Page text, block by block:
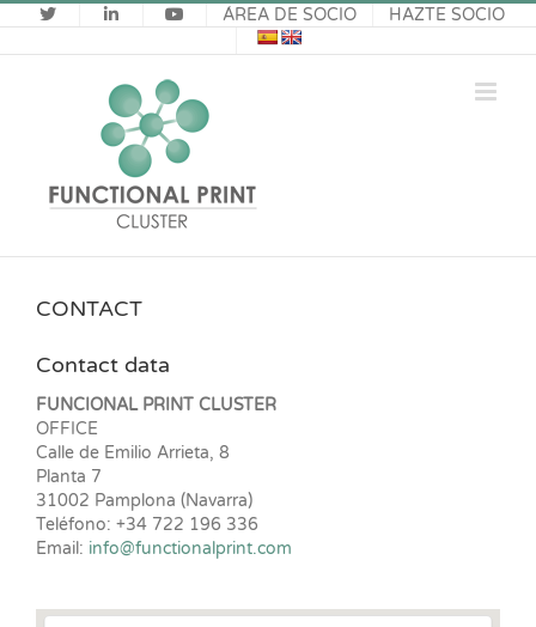
Saltar
al
contenido
ÁREA DE SOCIO HAZTE SOCIO
CONTACT
Contact data
FUNCIONAL PRINT CLUSTER
OFFICE
Calle de Emilio Arrieta, 8
Planta 7
31002 Pamplona (Navarra)
Teléfono: +34 722 196 336
Email: info@functionalprint.com